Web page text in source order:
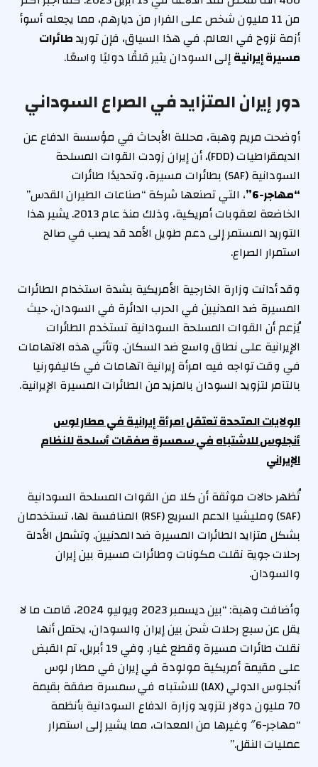
من 11 مليون شخص على الفرار من ديارهم، مما يجعله أسوأ
أزمة نزوح في العالم. في هذا السياق، فإن توريدطائرات
مسيرة إيرانيةإلى السودان يثير قلقًا دوليًا واسعًا.
دور إيران المتزايد في الصراع السوداني
أوضحت مريم وهبة، محللة الأبحاث في مؤسسة الدفاع عن
الديمقراطيات (FDD)، أن إيران زودت القوات المسلحة
السودانية (SAF) بطائرات مسيرة، وتحديدًا طائرات
“مهاجر-6”
، التي تصنعها شركة “صناعات الطيران القدس”
الخاضعة لعقوبات أمريكية، وذلك منذ عام 2013. يشير هذا
التوريد المستمر إلى دعم طويل الأمد قد يصب في صالح
استمرار الصراع.
وقد أدانت وزارة الخارجية الأمريكية بشدة استخدام الطائرات
المسيرة ضد المدنيين في الحرب الدائرة في السودان، حيث
يُزعم أن القوات المسلحة السودانية تستخدم الطائرات
الإيرانية على نطاق واسع ضد السكان. وتأتي هذه الاتهامات
في وقت تواجه فيه امرأة إيرانية اتهامات في كاليفورنيا
بالتآمر لتزويد السودان بالمزيد من الطائرات المسيرة الإيرانية.
الولايات المتحدة تعتقل امرأة إيرانية في مطار لوس
أنجلوس للاشتباه في سمسرة صفقات أسلحة للنظام
الإيراني
تُظهر حالات موثقة أن كلا من القوات المسلحة السودانية
(SAF) ومليشيا الدعم السريع (RSF) المنافسة لها، تستخدمان
بشكل متزايد الطائرات المسيرة ضد المدنيين. وتشمل الأدلة
رحلات جوية نقلت مكونات وطائرات مسيرة بين إيران
والسودان.
وأضافت وهبة: “بين ديسمبر 2023 ويوليو 2024، قامت ما لا
يقل عن سبع رحلات شحن بين إيران والسودان، يحتمل أنها
نقلت طائرات مسيرة وقطع غيار. وفي 19 أبريل، تم القبض
على مقيمة أمريكية مولودة في إيران في مطار لوس
أنجلوس الدولي (LAX) للاشتباه في سمسرة صفقة بقيمة
70 مليون دولار لتزويد وزارة الدفاع السودانية بأنظمة
“مهاجر-6″ وغيرها من المعدات، مما يشير إلى استمرار
عمليات النقل.”